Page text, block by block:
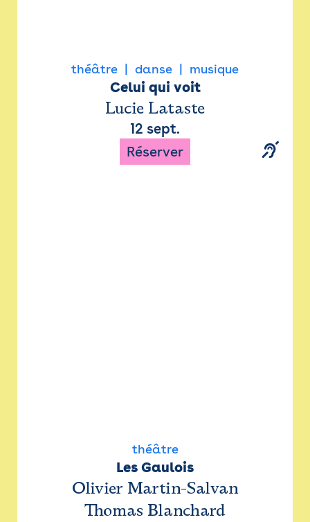
théâtre danse musique
Celui qui voit
Lucie Lataste
12 sept.
Réserver
théâtre
Les Gaulois
Olivier Martin-Salvan
Thomas Blanchard